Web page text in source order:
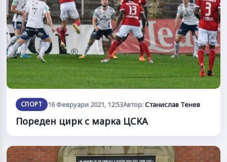
СПОРТ 16 Февруари 2021, 12:53Автор:Станислав Тенев
Пореден цирк с марка ЦСКА